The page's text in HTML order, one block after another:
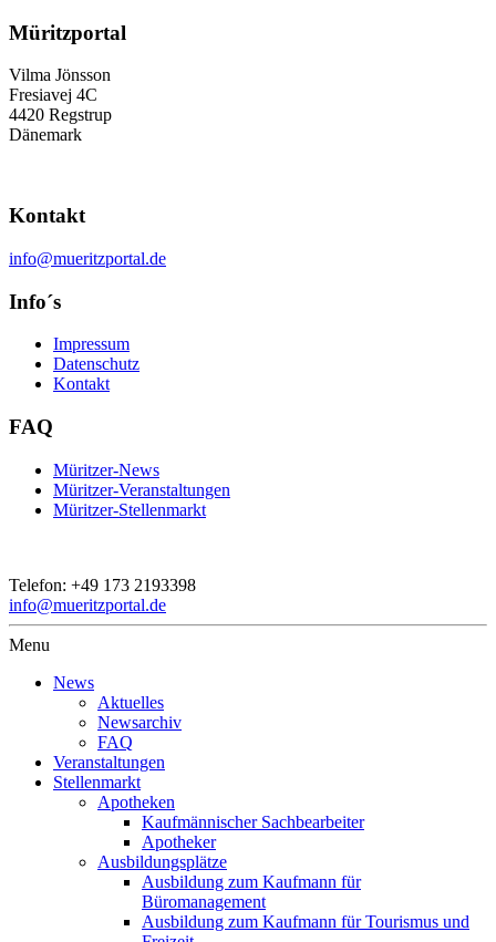
Müritzportal
Vilma Jönsson
Fresiavej 4C
4420 Regstrup
Dänemark
Kontakt
info@mueritzportal.de
Info´s
Impressum
Datenschutz
Kontakt
FAQ
Müritzer-News
Müritzer-Veranstaltungen
Müritzer-Stellenmarkt
Telefon: +49 173 2193398
info@mueritzportal.de
Menu
News
Aktuelles
Newsarchiv
FAQ
Veranstaltungen
Stellenmarkt
Apotheken
Kaufmännischer Sachbearbeiter
Apotheker
Ausbildungsplätze
Ausbildung zum Kaufmann für
Büromanagement
Ausbildung zum Kaufmann für Tourismus und